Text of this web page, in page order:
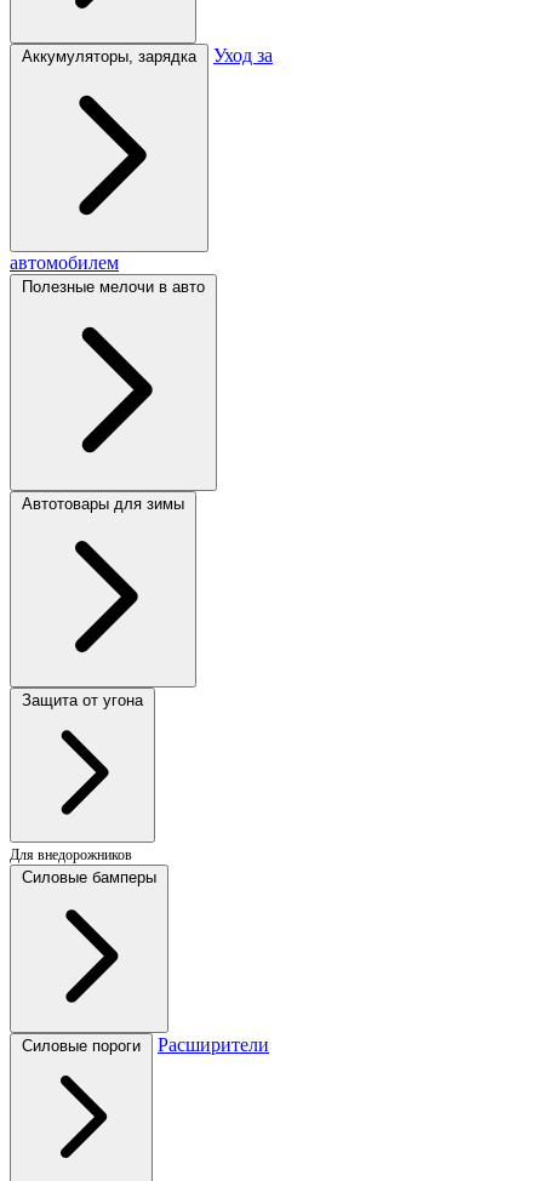
Аккумуляторы, зарядка Уход за
автомобилем
Полезные мелочи в авто
Автотовары для зимы
Защита от угона
Для внедорожников
Силовые бамперы
Силовые пороги Расширители